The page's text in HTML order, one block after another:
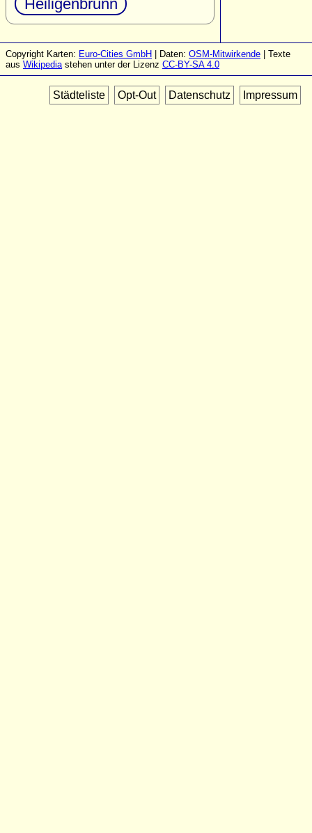
Heiligenbrunn
Copyright Karten: Euro-Cities GmbH | Daten: OSM-Mitwirkende | Texte
aus Wikipediastehen unter der Lizenz CC-BY-SA 4.0
Städteliste Opt-Out Datenschutz Impressum